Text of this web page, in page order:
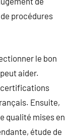
procédures
le bon
aider.
certifications
Ensuite,
qualité mises en
étude de